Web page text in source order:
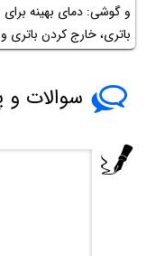
و گوشی: دمای بهینه‌ برای
باتری، خارج کردن باتری
شارژ
سوالات و